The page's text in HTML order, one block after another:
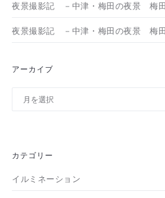
夜景撮影記 －中津・梅田の夜景 梅
夜景撮影記 －中津・梅田の夜景 梅
アーカイブ
カテゴリー
イルミネーション